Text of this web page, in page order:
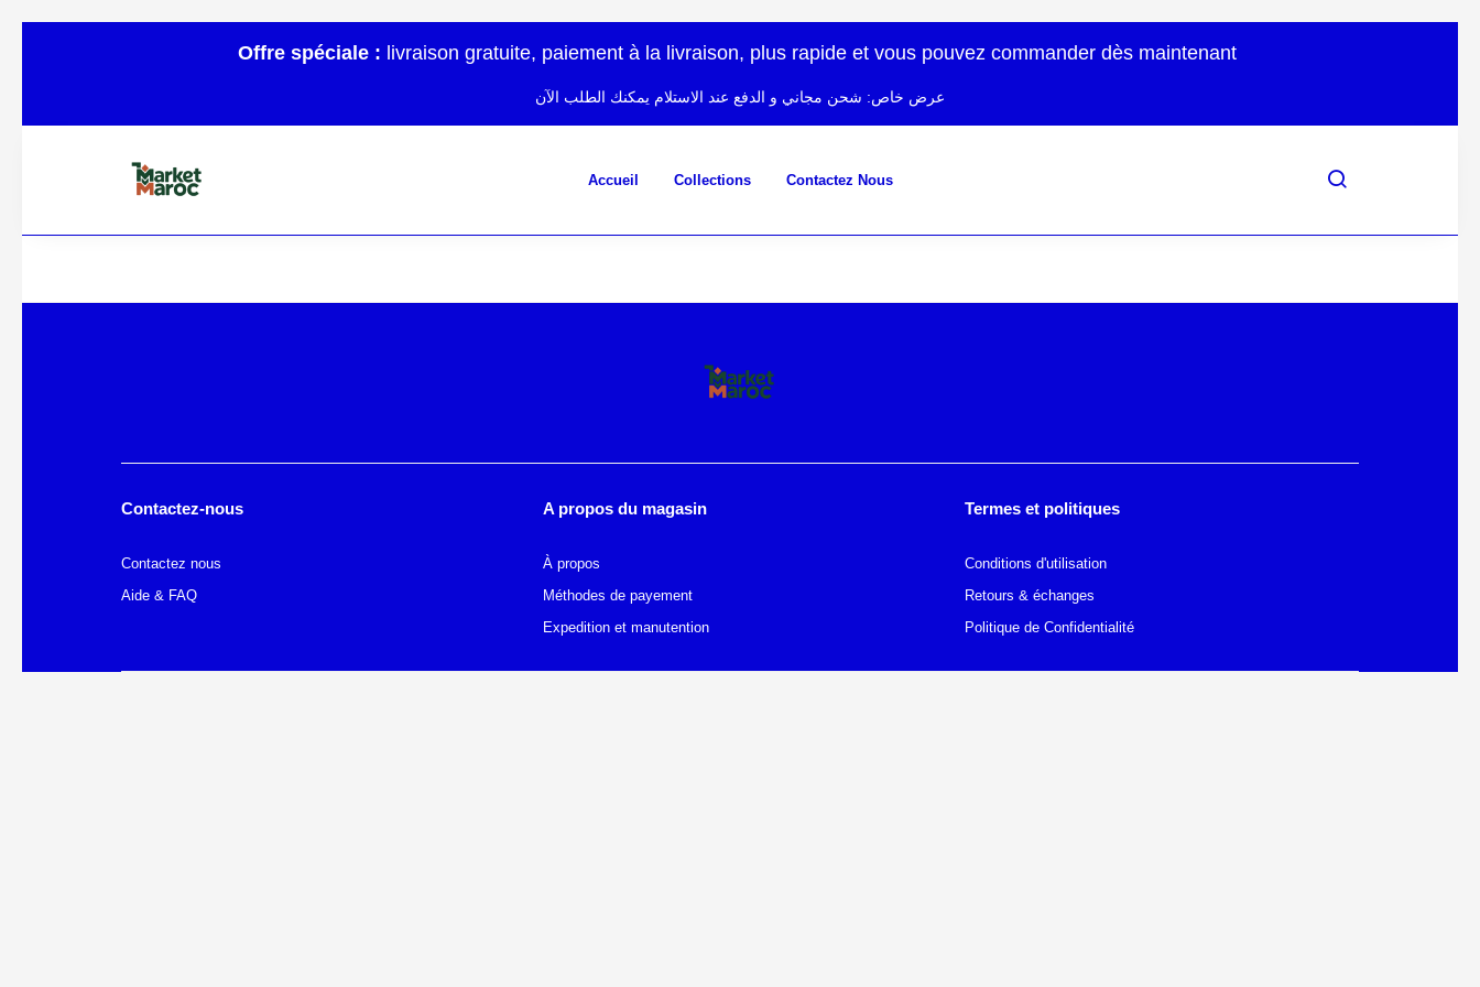
Offre spéciale : livraison gratuite, paiement à la livraison, plus rapide et vous pouvez commander dès maintenant
عرض خاص: شحن مجاني و الدفع عند الاستلام يمكنك الطلب الآن
Accueil Collections Contactez Nous
Contactez-nous
Contactez nous
Aide & FAQ
A propos du magasin
À propos
Méthodes de payement
Expedition et manutention
Termes et politiques
Conditions d'utilisation
Retours & échanges
Politique de Confidentialité